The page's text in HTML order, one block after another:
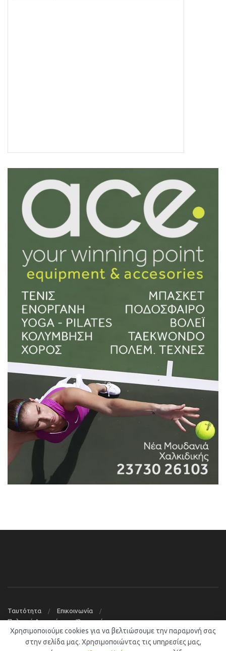
Ταυτότητα
Επικοινωνία
Πολιτική Απορρήτου – Όροι χρήσης
© 2019Νέα Μουδανιά Blog
Χρησιμοποιούμε cookies για να βελτιώσουμε την παραμονή σας
στην σελίδα μας. Χρησιμοποιώντας τις υπηρεσίες μας,